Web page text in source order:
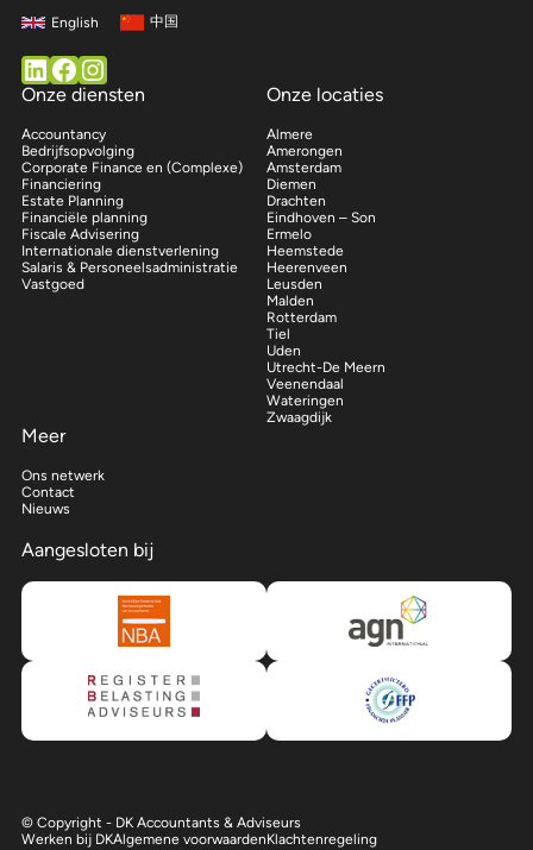
English 中国
Volg ons op LinkedIn Facebook Instagram
Onze diensten
Accountancy
Bedrijfsopvolging
Corporate Finance en (Complexe)
Financiering
Estate Planning
Financiële planning
Fiscale Advisering
Internationale dienstverlening
Salaris & Personeelsadministratie
Vastgoed
Onze locaties
Almere
Amerongen
Amsterdam
Diemen
Drachten
Eindhoven – Son
Ermelo
Heemstede
Heerenveen
Leusden
Malden
Rotterdam
Tiel
Uden
Utrecht-De Meern
Veenendaal
Wateringen
Zwaagdijk
Meer
Ons netwerk
Contact
Nieuws
Aangesloten bij
© Copyright - DK Accountants & Adviseurs
Werken bij DKAlgemene voorwaardenKlachtenregeling